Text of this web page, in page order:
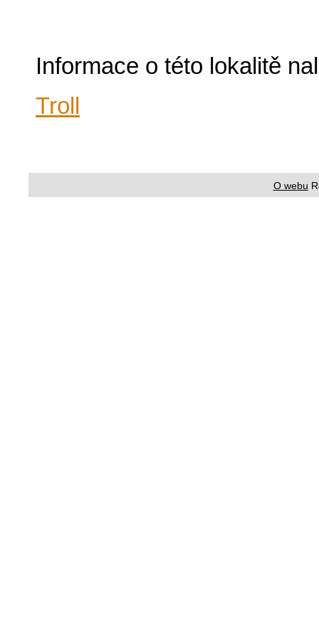
Informace o této lokalitě
Troll
O webu